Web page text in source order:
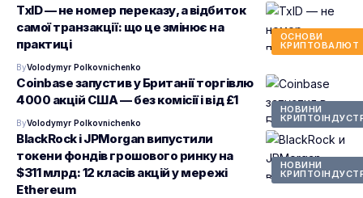
ОСНОВИ
КРИПТОВАЛЮТ
TxID — не номер переказу, а відбиток
самої транзакції: що це змінює на
практиці
ByVolodymyr Polkovnichenko
НОВИНИ
Coinbase запустив у Британії торгівлю
4000 акцій США — без комісії і від £1
ByVolodymyr Polkovnichenko
НОВИНИ
BlackRock і JPMorgan випустили
токени фондів грошового ринку на
$311 млрд: 12 класів акцій у мережі
Ethereum